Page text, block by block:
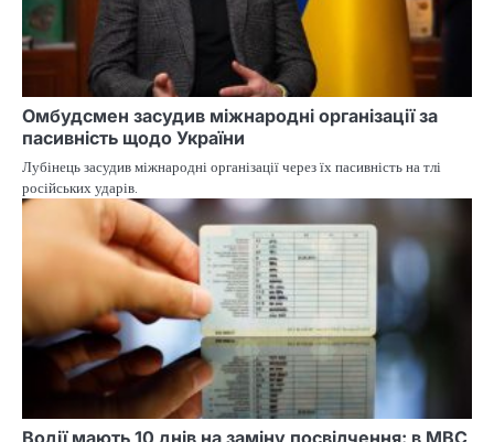
Омбудсмен засудив міжнародні організації за
пасивність щодо України
Лубінець засудив міжнародні організації через їх пасивність на тлі
російських ударів.
Водії мають 10 днів на заміну посвідчення: в МВС